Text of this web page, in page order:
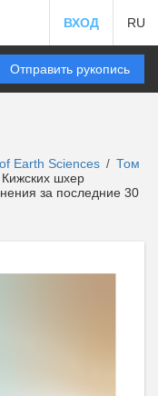
ВХОД RU
Отправить рукопись
Earth Sciences / Том
шхер
за последние 30